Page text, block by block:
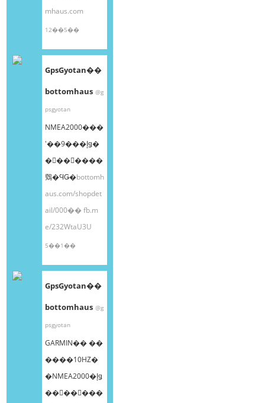
mhaus.com
12��5��
GpsGyotan��
bottomhaus @g
psgyotan
NMEA2000���
ʽ��9���إǥ�
�󥰥��󥵡����
䳫�ϤǤ�bottomh
aus.com/shopdet
ail/000��fb.m
e/232WtaU3U
5��1��
GpsGyotan��
bottomhaus @g
psgyotan
GARMIN�� ��
����10HZ�
�NMEA2000�إǥ
��󥰥��󥵡���